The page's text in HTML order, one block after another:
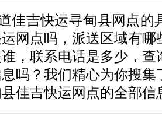
佳吉快运寻甸县网点的
网点吗，派送区域有
，联系电话是多少，查
吗？我们精心为你搜集
佳吉快运网点的全部信